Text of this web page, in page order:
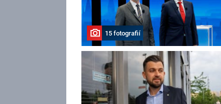
15 fotografií